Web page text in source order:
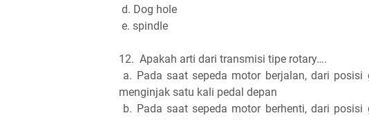
d. Dog hole
e. spindle
12. Apakah arti dari transmisi tipe rotary….
a. Pada saat sepeda motor berjalan, dari
menginjak satu kali pedal depan
b. Pada saat sepeda motor berhenti, dari